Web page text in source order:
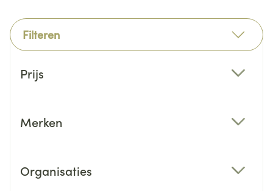
Filteren
Prijs
Merken
Organisaties